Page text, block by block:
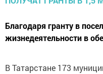
Благодаря гранту в
жизнедеятельности в
В Татарстане 173